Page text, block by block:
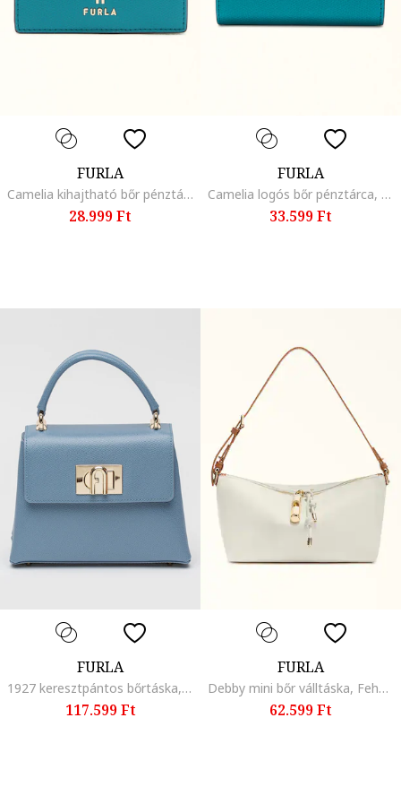
FURLA
Camelia kihajtható bőr pénztárca, Türkiz/Világoskék
28.999 Ft
FURLA
Camelia logós bőr pénztárca, Türkiz/Olajkék
33.599 Ft
FURLA
1927 keresztpántos bőrtáska, Levendulakék
117.599 Ft
FURLA
Debby mini bőr válltáska, Fehér/Fahéjbarna
62.599 Ft